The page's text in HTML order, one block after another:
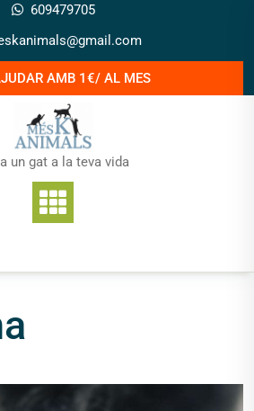
609479705
AMB 1€/ AL MES
un gat a la teva vida